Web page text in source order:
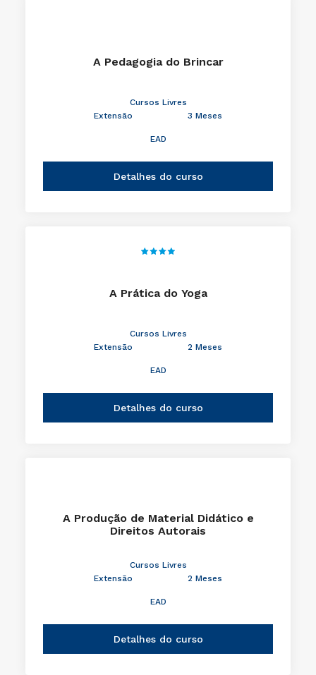
A Pedagogia do Brincar
Cursos Livres
Extensão
3 Meses
EAD
Detalhes do curso
A Prática do Yoga
Cursos Livres
Extensão
2 Meses
EAD
Detalhes do curso
A Produção de Material Didático e
Direitos Autorais
Cursos Livres
Extensão
2 Meses
EAD
Detalhes do curso